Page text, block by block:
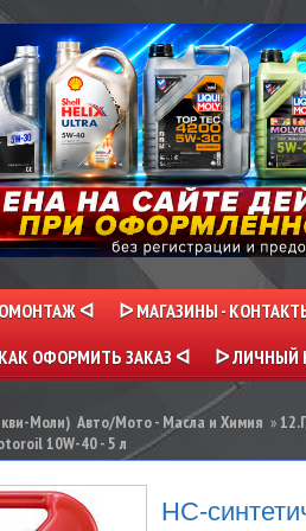
ᐊ ᐅ МАГАЗИНЫ -
ОФОРМИТЬ ЗАКАЗ ᐊ
ᐅ ЛИЧНЫЙ
Моли) Авто/Мото - Масла и Химия »
10W-40 - 5 л
НС-